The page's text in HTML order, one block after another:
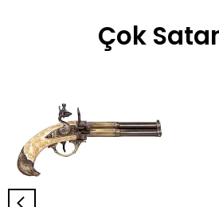
Çok